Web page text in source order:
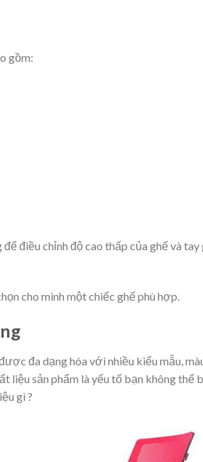
gồm:
điều chỉnh độ cao thấp của ghế và tay
cho mình một chiếc ghế phù hợp.
đa dạng hóa với nhiều kiểu mẫu,
liệu sản phẩm là yếu tố bạn không thể
gì ?